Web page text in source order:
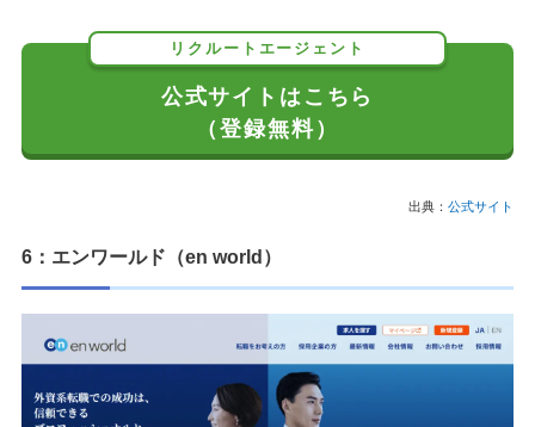
リクルートエージェント
公式サイトはこちら
（登録無料）
出典： 公式サイト
6：エンワールド（en world）